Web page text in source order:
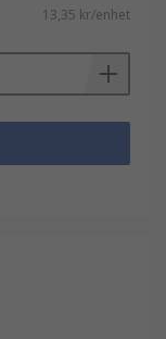
13,35 kr/enhet